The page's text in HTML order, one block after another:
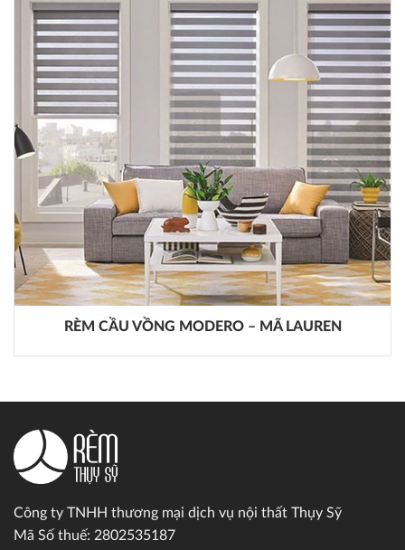
RÈM CẦU VỒNG MODERO – MÃ LAUREN
Công ty TNHH thương mại dịch vụ nội thất Thụy Sỹ
Mã Số thuế: 2802535187